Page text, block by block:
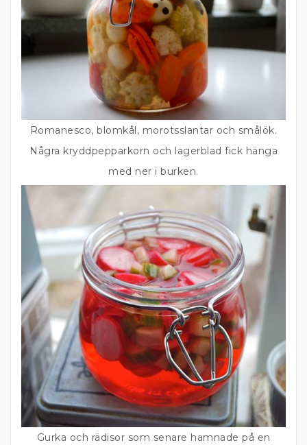
Romanesco, blomkål, morotsslantar och smålök.
Några kryddpepparkorn och lagerblad fick hänga
med ner i burken.
Gurka och rädisor som senare hamnade på en